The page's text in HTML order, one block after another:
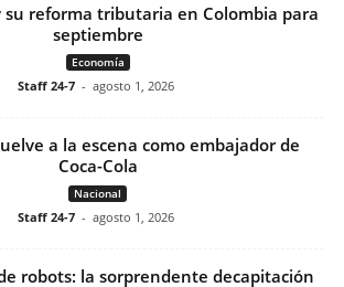
su reforma tributaria en Colombia para
septiembre
Economía
Staff 24-7 - agosto 1, 2026
a la escena como embajador de
Coca-Cola
Nacional
Staff 24-7 - agosto 1, 2026
robots: la sorprendente decapitación